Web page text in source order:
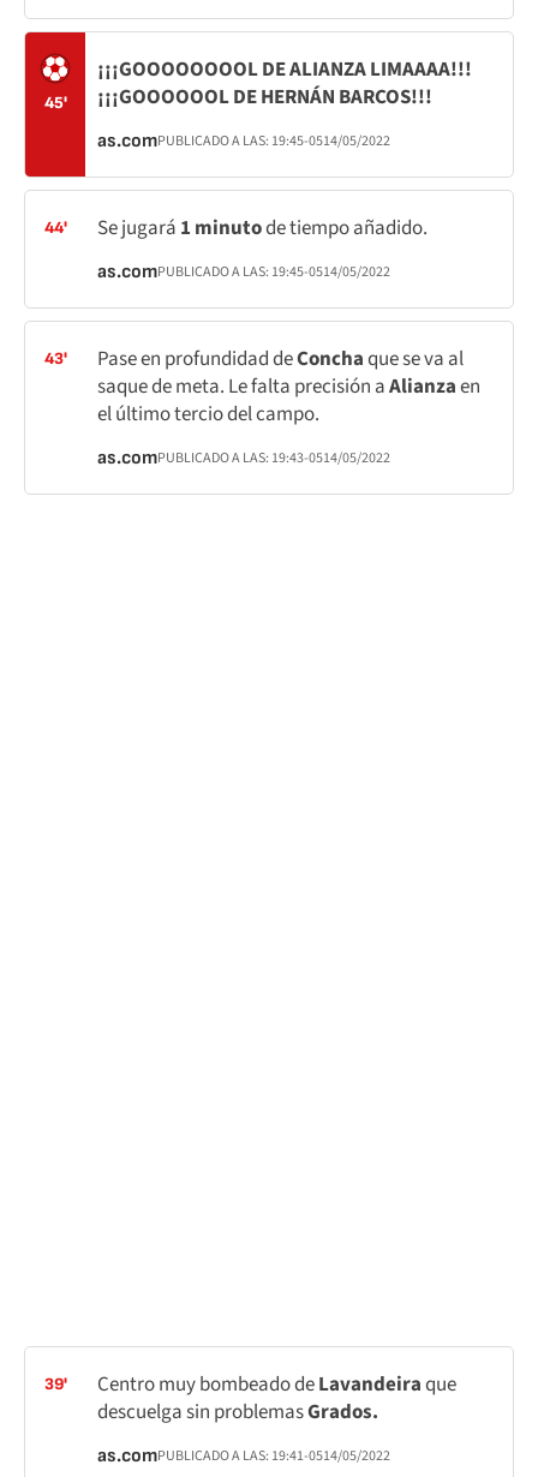
45'
¡¡¡GOOOOOOOOL DE ALIANZA LIMAAAA!!!
¡¡¡GOOOOOOL DE HERNÁN BARCOS!!!
as.comPUBLICADO A LAS: 19:45-0514/05/2022
44' Se jugará 1 minutode tiempo añadido.
as.comPUBLICADO A LAS: 19:45-0514/05/2022
43' Pase en profundidad deConchaque se va al
saque de meta. Le falta precisión aAlianzaen
el último tercio del campo.
as.comPUBLICADO A LAS: 19:43-0514/05/2022
39' Centro muy bombeado deLavandeiraque
descuelga sin problemasGrados.
as.comPUBLICADO A LAS: 19:41-0514/05/2022